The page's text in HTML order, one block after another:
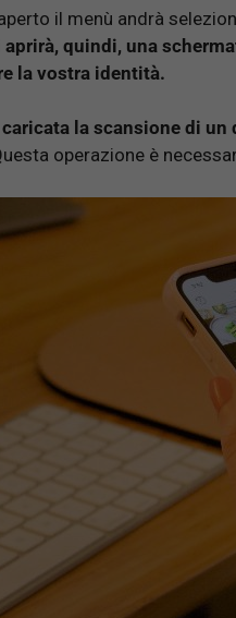
il menù andrà
aprirà, quindi, una
la vostra identità.
la scansione di un
operazione è